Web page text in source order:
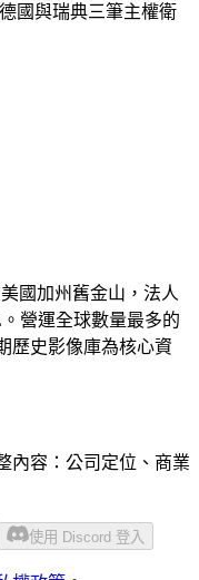
國與瑞典三筆主權衛
國加州舊金山，法人
營運全球數量最多的
歷史影像庫為核心資
內容：公司定位、商業
使用 Discord 登入